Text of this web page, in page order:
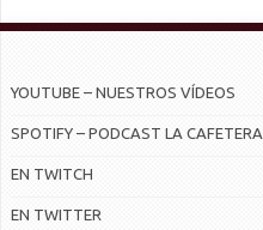
YOUTUBE – NUESTROS VÍDEOS
SPOTIFY – PODCAST LA CAFETERA
EN TWITCH
EN TWITTER